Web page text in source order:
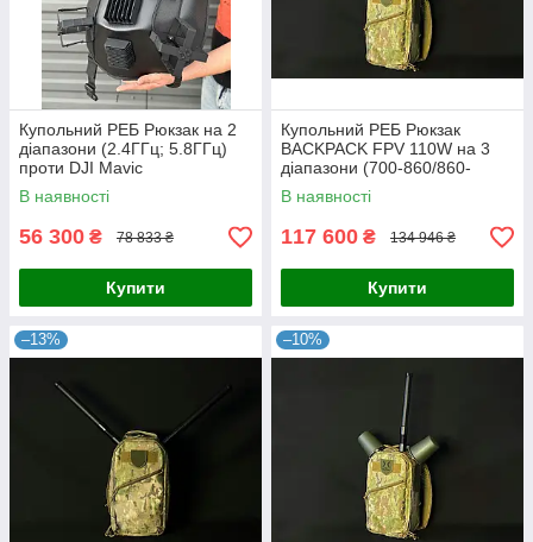
Купольний РЕБ Рюкзак на 2
діапазони (2.4ГГц; 5.8ГГц)
проти DJI Mavic
В наявності
56 300 ₴ 78 833 ₴
Купити
Купольний РЕБ Рюкзак
BACKPACK FPV 110W на 3
діапазони (700-860/860-
1020/2400 Мгц)
В наявності
117 600 ₴ 134 946 ₴
Купити
–13% –10%